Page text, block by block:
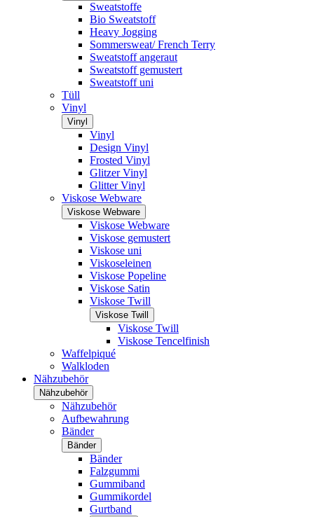
Sweatstoffe
Bio Sweatstoff
Heavy Jogging
Sommersweat/ French Terry
Sweatstoff angeraut
Sweatstoff gemustert
Sweatstoff uni
Tüll
Vinyl
Vinyl
Vinyl
Design Vinyl
Frosted Vinyl
Glitzer Vinyl
Glitter Vinyl
Viskose Webware
Viskose Webware
Viskose Webware
Viskose gemustert
Viskose uni
Viskoseleinen
Viskose Popeline
Viskose Satin
Viskose Twill
Viskose Twill
Viskose Twill
Viskose Tencelfinish
Waffelpiqué
Walkloden
Nähzubehör
Nähzubehör
Nähzubehör
Aufbewahrung
Bänder
Bänder
Bänder
Falzgummi
Gummiband
Gummikordel
Gurtband